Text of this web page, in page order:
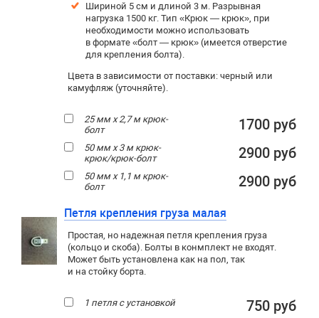
Шириной 5 см и длиной 3 м. Разрывная
нагрузка 1500 кг. Тип «Крюк — крюк», при
необходимости можно использовать
в формате «болт — крюк» (имеется отверстие
для крепления болта).
Цвета в зависимости от поставки: черный или
камуфляж (уточняйте).
25 мм х 2,7 м крюк-
болт
1700 руб
50 мм х 3 м крюк-
крюк/крюк-болт
2900 руб
50 мм х 1,1 м крюк-
болт
2900 руб
Петля крепления груза малая
Простая, но надежная петля крепления груза
(кольцо и скоба). Болты в конмплект не входят.
Может быть установлена как на пол, так
и на стойку борта.
1 петля с установкой 750 руб